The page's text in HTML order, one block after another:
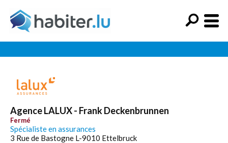
Agence LALUX - Frank Deckenbrunnen
Fermé
Spécialiste en assurances
3 Rue de Bastogne L-9010 Ettelbruck